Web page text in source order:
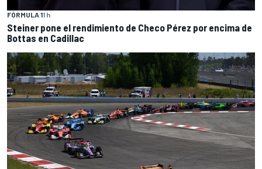
FÓRMULA 11 h
Steiner pone el rendimiento de Checo Pérez por encima de
Bottas en Cadillac